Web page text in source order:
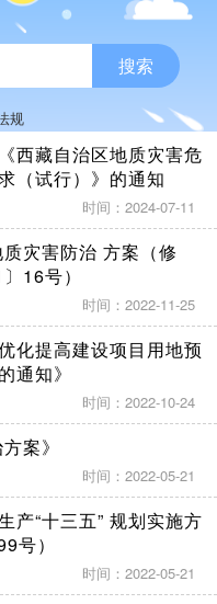
搜索
规
西藏自治区地质灾害危
（试行）》的通知
时间：2024-07-11
治 方案（修
16号）
时间：2022-11-25
化提高建设项目用地预
通知》
时间：2022-10-24
案》
时间：2022-05-21
产“十三五” 规划实施方
号）
时间：2022-05-21